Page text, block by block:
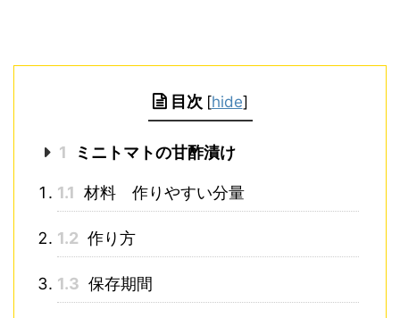
目次 [hide]
1 ミニトマトの甘酢漬け
1.1 材料 作りやすい分量
1.2 作り方
1.3 保存期間